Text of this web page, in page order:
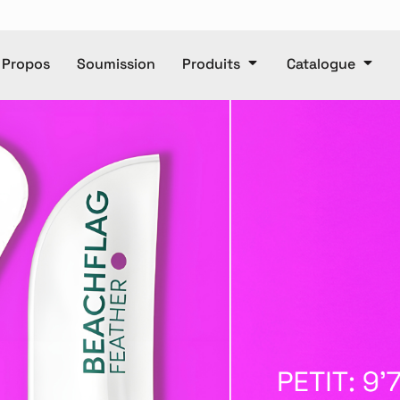
Propos Soumission Produits Catalogue
Pantalons
OR Accessories